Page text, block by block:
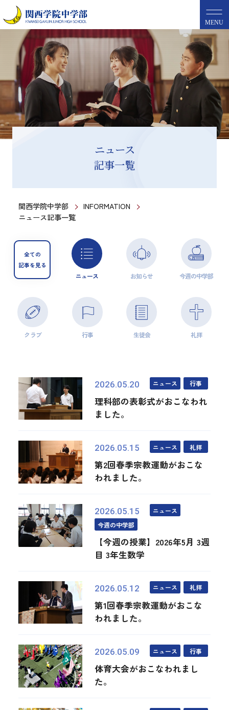
MENU
ニュース
記事一覧
関西学院中学部
INFORMATION
ニュース記事一覧
全ての
記事を見る
ニュース お知らせ 今週の中学部
クラブ 行事 生徒会 礼拝
2026.05.20 ニュース 行事
理科部の表彰式がおこなわれ
ました。
2026.05.15 ニュース 礼拝
第2回春季宗教運動がおこな
われました。
2026.05.15
ニュース
今週の中学部
【今週の授業】2026年5月 3週
目 3年生数学
2026.05.12 ニュース 礼拝
第1回春季宗教運動がおこな
われました。
2026.05.09 ニュース 行事
体育大会がおこなわれまし
た。